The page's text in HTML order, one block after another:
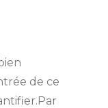
de ce